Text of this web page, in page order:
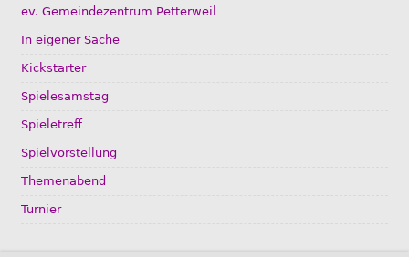
ev. Gemeindezentrum Petterweil
In eigener Sache
Kickstarter
Spielesamstag
Spieletreff
Spielvorstellung
Themenabend
Turnier